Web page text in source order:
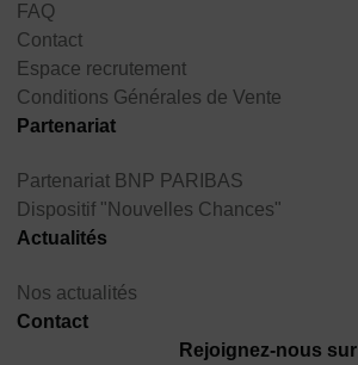
FAQ
Contact
Espace recrutement
Conditions Générales de Vente
Partenariat
Partenariat BNP PARIBAS
Dispositif "Nouvelles Chances"
Actualités
Nos actualités
Contact
Rejoignez-nous sur